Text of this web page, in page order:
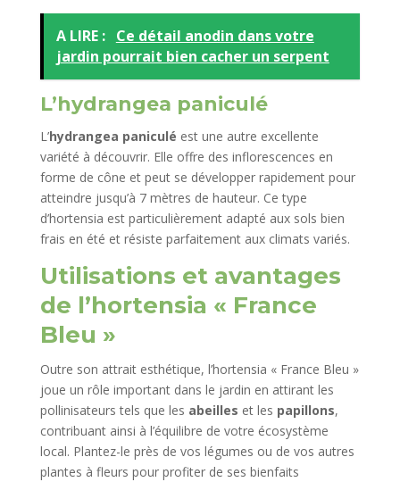
A LIRE : Ce détail anodin dans votre
jardin pourrait bien cacher un serpent
L’hydrangea paniculé
L’hydrangea paniculé est une autre excellente
variété à découvrir. Elle offre des inflorescences en
forme de cône et peut se développer rapidement pour
atteindre jusqu’à 7 mètres de hauteur. Ce type
d’hortensia est particulièrement adapté aux sols bien
frais en été et résiste parfaitement aux climats variés.
Utilisations et avantages
de l’hortensia « France
Bleu »
Outre son attrait esthétique, l’hortensia « France Bleu »
joue un rôle important dans le jardin en attirant les
pollinisateurs tels que les abeilles et les papillons,
contribuant ainsi à l’équilibre de votre écosystème
local. Plantez-le près de vos légumes ou de vos autres
plantes à fleurs pour profiter de ses bienfaits